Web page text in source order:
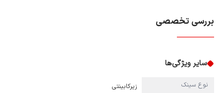
بررسی تخصصی
سایر ویژگی‌ها
نوع سینک زیرکابینتی